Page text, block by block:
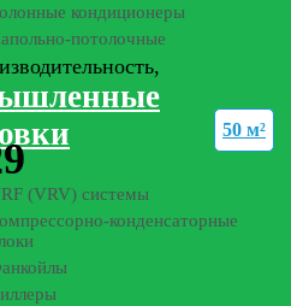
кондиционеры
потолочные
(VRV) системы
конденсаторные
50 м²